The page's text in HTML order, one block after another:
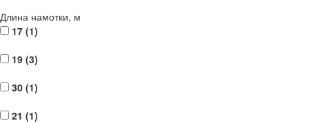
Длина намотки, м
17 (1)
19 (3)
30 (1)
21 (1)